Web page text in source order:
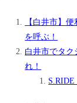
【白井市】
を呼ぶ！
白井市でタク
れ！